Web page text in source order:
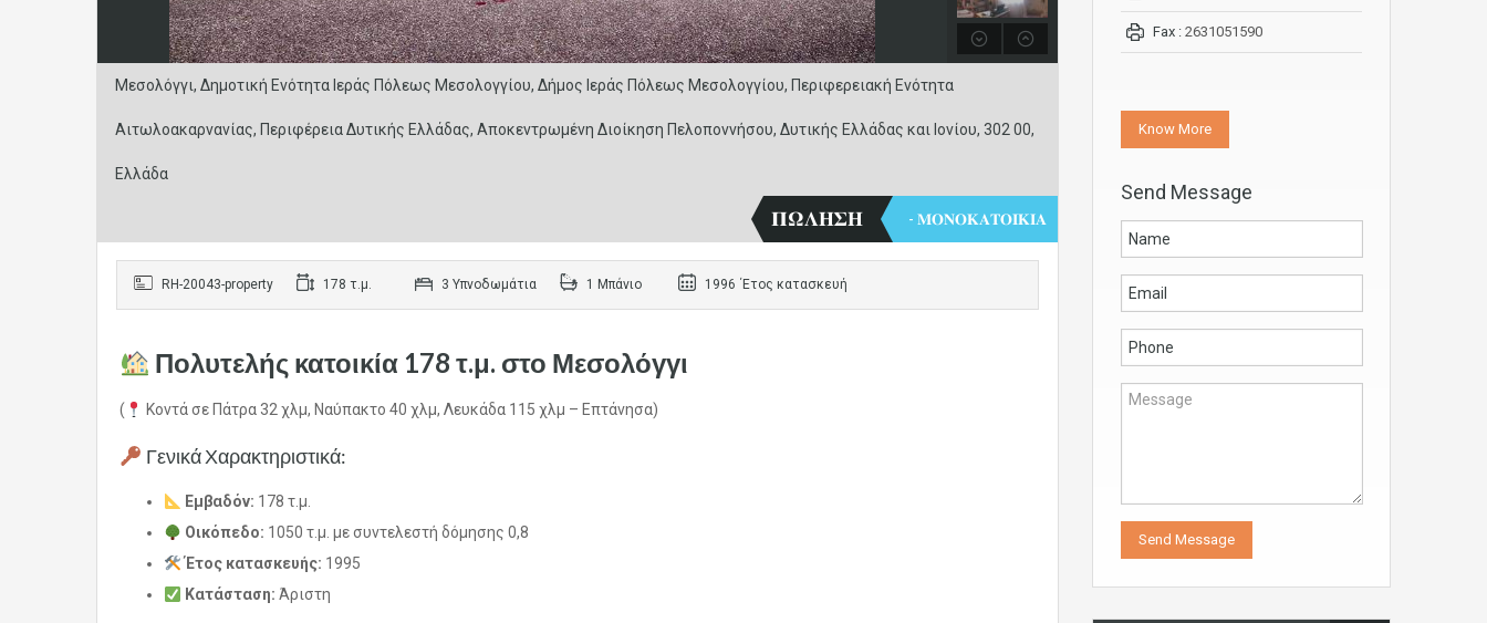
Μεσολόγγι, Δημοτική Ενότητα Ιεράς Πόλεως Μεσολογγίου, Δήμος Ιεράς Πόλεως Μεσολογγίου, Περιφερειακή Ενότητα
Αιτωλοακαρνανίας, Περιφέρεια Δυτικής Ελλάδας, Αποκεντρωμένη Διοίκηση Πελοποννήσου, Δυτικής Ελλάδας και Ιονίου, 302 00,
Ελλάδα
𝚷𝛀𝚲𝚮𝚺𝚮 - 𝚳𝚶𝚴𝚶𝚱𝚨𝚻𝚶𝚰𝚱𝚰𝚨
RH-20043-property 178 τ.μ. 3 Υπνοδωμάτια 1 Μπάνιο 1996 ΄Ετος κατασκευή
Πολυτελής κατοικία 178 τ.μ. στο Μεσολόγγι
( Κοντά σε Πάτρα 32 χλμ, Ναύπακτο 40 χλμ, Λευκάδα 115 χλμ – Επτάνησα)
Γενικά Χαρακτηριστικά:
Εμβαδόν: 178 τ.μ.
Οικόπεδο: 1050 τ.μ. με συντελεστή δόμησης 0,8
Έτος κατασκευής: 1995
Κατάσταση: Άριστη
Fax : 2631051590
Know More
Send Message